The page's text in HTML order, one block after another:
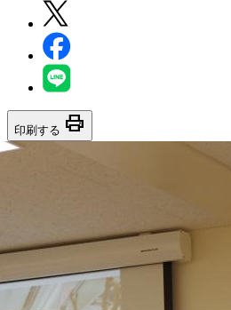
印刷する print